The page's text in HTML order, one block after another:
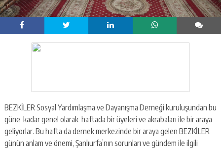
BEZKİLER Sosyal Yardımlaşma ve Dayanışma Derneği kuruluşundan bu
güne kadar genel olarak haftada bir üyeleri ve akrabaları ile bir araya
geliyorlar. Bu hafta da dernek merkezinde bir araya gelen BEZKİLER
günün anlam ve önemi, Şanlıurfa’nın sorunları ve gündem ile ilgili